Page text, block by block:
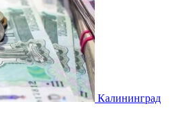
Калининград